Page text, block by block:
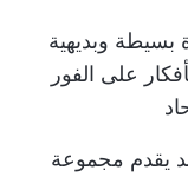
بسيطة وبديهية
على الفور
يقدم مجموعة